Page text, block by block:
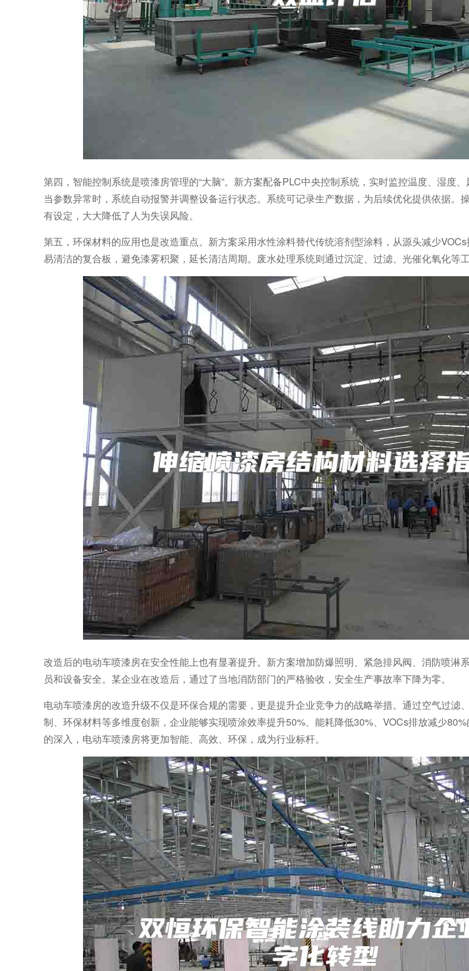
第四，智能控制系统是喷漆房管理的“大脑”。新方案配备PLC中央控制系统，实时监控温度、湿度、
当参数异常时，系统自动报警并调整设备运行状态。系统可记录生产数据，为后续优化提供依据。
有设定，大大降低了人为失误风险。
第五，环保材料的应用也是改造重点。新方案采用水性涂料替代传统溶剂型涂料，从源头减少VOCs
易清洁的复合板，避免漆雾积聚，延长清洁周期。废水处理系统则通过沉淀、过滤、光催化氧化等
改造后的电动车喷漆房在安全性能上也有显著提升。新方案增加防爆照明、紧急排风阀、消防喷淋
员和设备安全。某企业在改造后，通过了当地消防部门的严格验收，安全生产事故率下降为零。
电动车喷漆房的改造升级不仅是环保合规的需要，更是提升企业竞争力的战略举措。通过空气过滤
制、环保材料等多维度创新，企业能够实现喷涂效率提升50%、能耗降低30%、VOCs排放减少
的深入，电动车喷漆房将更加智能、高效、环保，成为行业标杆。